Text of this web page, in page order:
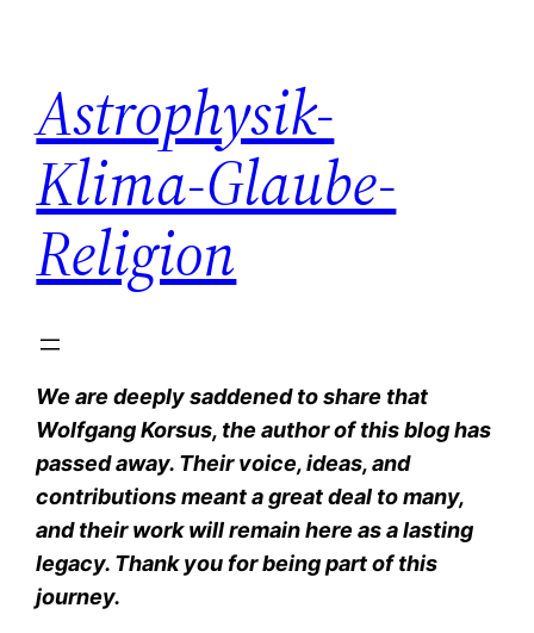
springen
Astrophysik-
Klima-Glaube-
Religion
We are deeply saddened to share that
Wolfgang Korsus, the author of this blog has
passed away. Their voice, ideas, and
contributions meant a great deal to many,
and their work will remain here as a lasting
legacy. Thank you for being part of this
journey.